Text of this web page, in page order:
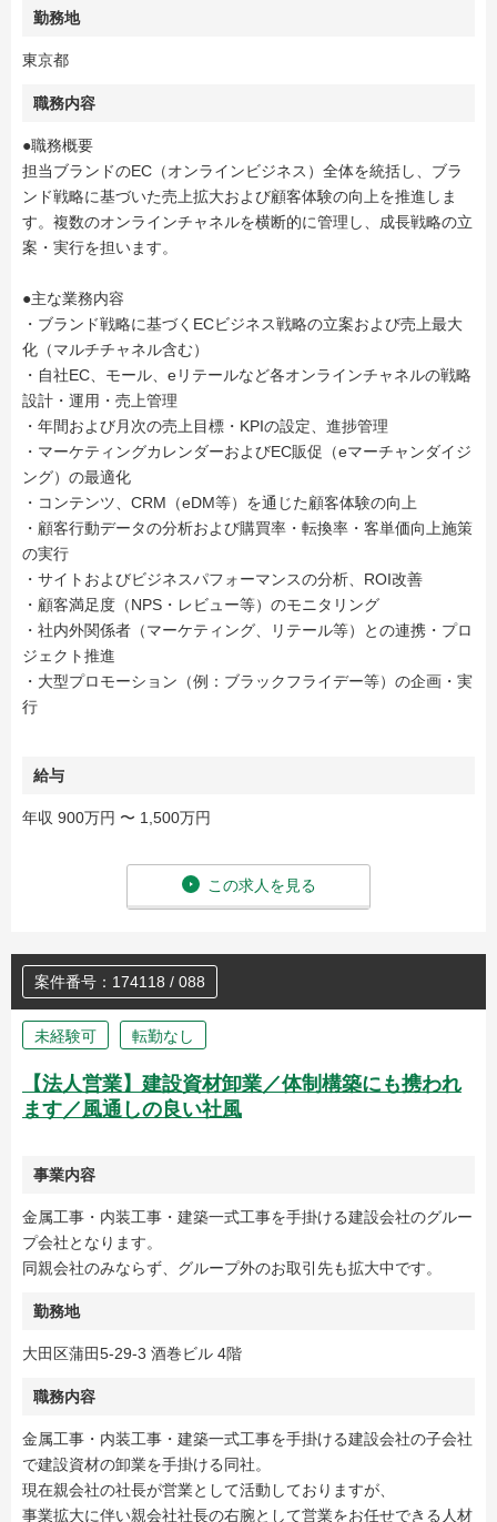
勤務地
東京都
職務内容
●職務概要
担当ブランドのEC（オンラインビジネス）全体を統括し、ブラ
ンド戦略に基づいた売上拡大および顧客体験の向上を推進しま
す。複数のオンラインチャネルを横断的に管理し、成長戦略の立
案・実行を担います。
●主な業務内容
・ブランド戦略に基づくECビジネス戦略の立案および売上最大
化（マルチチャネル含む）
・自社EC、モール、eリテールなど各オンラインチャネルの戦略
設計・運用・売上管理
・年間および月次の売上目標・KPIの設定、進捗管理
・マーケティングカレンダーおよびEC販促（eマーチャンダイジ
ング）の最適化
・コンテンツ、CRM（eDM等）を通じた顧客体験の向上
・顧客行動データの分析および購買率・転換率・客単価向上施策
の実行
・サイトおよびビジネスパフォーマンスの分析、ROI改善
・顧客満足度（NPS・レビュー等）のモニタリング
・社内外関係者（マーケティング、リテール等）との連携・プロ
ジェクト推進
・大型プロモーション（例：ブラックフライデー等）の企画・実
行
給与
年収 900万円 〜 1,500万円
この求人を見る
案件番号：174118 / 088
未経験可 転勤なし
【法人営業】建設資材卸業／体制構築にも携われ
ます／風通しの良い社風
事業内容
金属工事・内装工事・建築一式工事を手掛ける建設会社のグルー
プ会社となります。
同親会社のみならず、グループ外のお取引先も拡大中です。
勤務地
大田区蒲田5-29-3 酒巻ビル 4階
職務内容
金属工事・内装工事・建築一式工事を手掛ける建設会社の子会社
で建設資材の卸業を手掛ける同社。
現在親会社の社長が営業として活動しておりますが、
事業拡大に伴い親会社社長の右腕として営業をお任せできる人材